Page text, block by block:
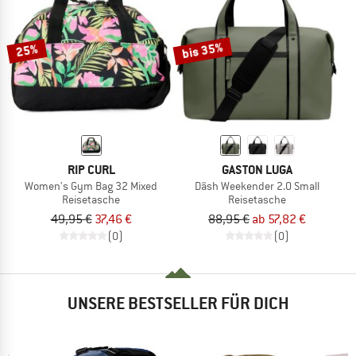
ZUM SOMMER SALE
25%
RIP CURL
Women's Gym Bag 32 Mixed
Reisetasche
49,95 € 37,46 €
(0)
bis 35%
GASTON LUGA
Däsh Weekender 2.0 Small
Reisetasche
88,95 € ab 57,82 €
(0)
UNSERE BESTSELLER FÜR DICH